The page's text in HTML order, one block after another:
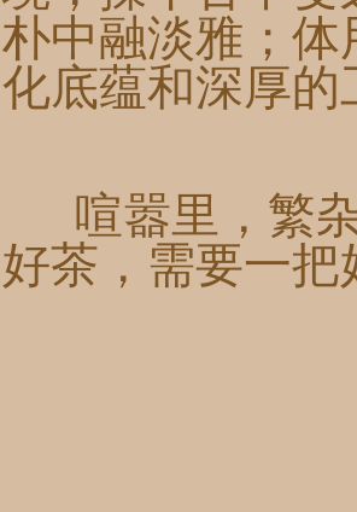
朴中融淡雅；
化底蕴和深厚
喧嚣里，繁杂
好茶，需要一把